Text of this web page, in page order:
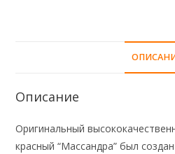
Описание
Оригинальный
красный “Массандра” был